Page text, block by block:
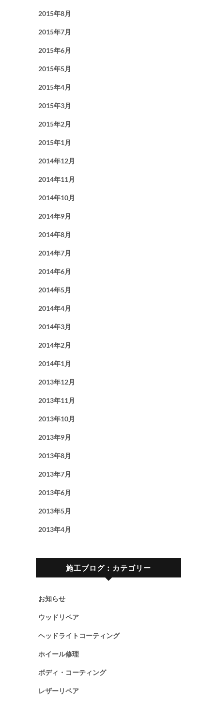
2015年8月
2015年7月
2015年6月
2015年5月
2015年4月
2015年3月
2015年2月
2015年1月
2014年12月
2014年11月
2014年10月
2014年9月
2014年8月
2014年7月
2014年6月
2014年5月
2014年4月
2014年3月
2014年2月
2014年1月
2013年12月
2013年11月
2013年10月
2013年9月
2013年8月
2013年7月
2013年6月
2013年5月
2013年4月
施工ブログ：カテゴリー
お知らせ
ウッドリペア
ヘッドライトコーティング
ホイール修理
ボディ・コーティング
レザーリペア